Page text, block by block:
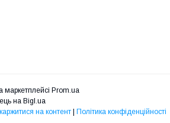
маркетплейсі Prom.ua
на Bigl.ua
на контент | Політика конфіденційності